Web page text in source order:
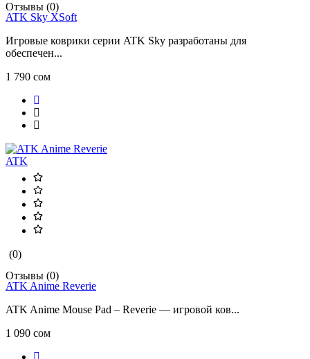
Отзывы (0)
ATK Sky XSoft
Игровые коврики серии ATK Sky разработаны для
обеспечен...
1 790 сом
ATK
(0)
Отзывы (0)
ATK Anime Reverie
ATK Anime Mouse Pad – Reverie — игровой ков...
1 090 сом